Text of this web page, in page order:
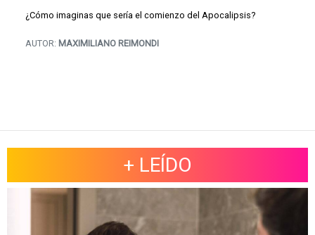
¿Cómo imaginas que sería el comienzo del Apocalipsis?
AUTOR: MAXIMILIANO REIMONDI
+ LEÍDO